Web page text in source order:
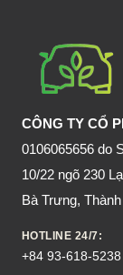
CÔNG TY CỔ
0106065656 do
10/22 ngõ 230
Bà Trưng,
HOTLINE 24/7:
+84 93-618-5238